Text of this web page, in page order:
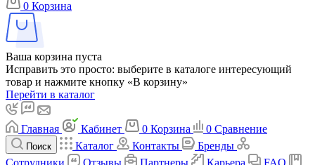
0 Корзина
Ваша корзина пуста
Исправить это просто: выберите в каталоге интересующий
товар и нажмите кнопку «В корзину»
Перейти в каталог
Главная Кабинет 0 Корзина 0 Сравнение
Поиск Каталог Контакты
Бренды
Сотрудники
Отзывы Партнеры Карьера
FAQ